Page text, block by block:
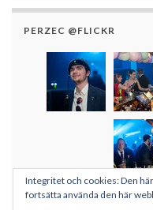
PERZEC @FLICKR
Fler bilder
Integritet och cookies: Den
fortsätta använda den här